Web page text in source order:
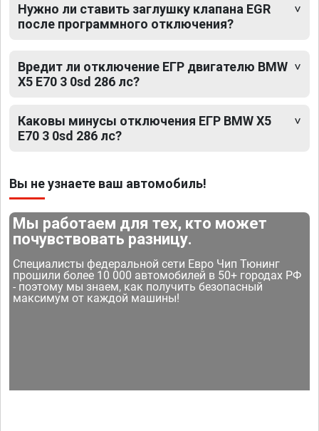
Нужно ли ставить заглушку клапана EGR
после программного отключения?
Вредит ли отключение ЕГР двигателю BMW
X5 E70 3 0sd 286 лс?
Каковы минусы отключения ЕГР BMW X5
E70 3 0sd 286 лс?
Вы не узнаете ваш автомобиль!
Мы работаем для тех, кто может
почувствовать разницу.
Специалисты федеральной сети Евро Чип Тюнинг
прошили более 10 000 автомобилей в 50+ городах РФ
- поэтому мы знаем, как получить безопасный
максимум от каждой машины!